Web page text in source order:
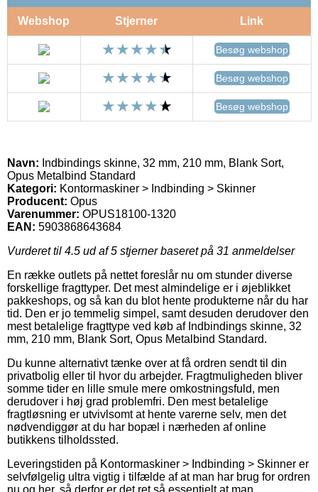
Webshop Stjerner Link
Besøg webshop
Besøg webshop
Besøg webshop
Navn: Indbindings skinne, 32 mm, 210 mm, Blank Sort,
Opus Metalbind Standard
Kategori: Kontormaskiner > Indbinding > Skinner
Producent: Opus
Varenummer: OPUS18100-1320
EAN: 5903868643684
Vurderet til 4.5 ud af 5 stjerner baseret på 31 anmeldelser
En række outlets på nettet foreslår nu om stunder diverse
forskellige fragttyper. Det mest almindelige er i øjeblikket
pakkeshops, og så kan du blot hente produkterne når du har
tid. Den er jo temmelig simpel, samt desuden derudover den
mest betalelige fragttype ved køb af Indbindings skinne, 32
mm, 210 mm, Blank Sort, Opus Metalbind Standard.
Du kunne alternativt tænke over at få ordren sendt til din
privatbolig eller til hvor du arbejder. Fragtmuligheden bliver
somme tider en lille smule mere omkostningsfuld, men
derudover i høj grad problemfri. Den mest betalelige
fragtløsning er utvivlsomt at hente varerne selv, men det
nødvendiggør at du har bopæl i nærheden af online
butikkens tilholdssted.
Leveringstiden på Kontormaskiner > Indbinding > Skinner er
selvfølgelig ultra vigtig i tilfælde af at man har brug for ordren
nu og her, så derfor er det ret så essentielt at man